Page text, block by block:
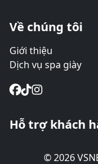
Về chúng tôi
Giới thiệu
Dịch vụ spa giày
Hỗ trợ khách
© 2026